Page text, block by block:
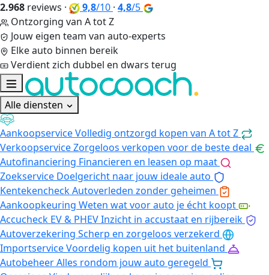
2.968 reviews · 9,8/10 · 4,8/5
Ontzorging van A tot Z
Jouw eigen team van auto-experts
Elke auto binnen bereik
Verdient zich dubbel en dwars terug
Alle diensten
AankoopserviceVolledig ontzorgd kopen van A tot Z
VerkoopserviceZorgeloos verkopen voor de beste deal
Autofinanciering Financieren en leasen op maat
Zoekservice Doelgericht naar jouw ideale auto
KentekencheckAutoverleden zonder geheimen
Aankoopkeuring Weten wat voor auto je écht koopt
Accucheck EV & PHEVInzicht in accustaat en rijbereik
Autoverzekering Scherp en zorgeloos verzekerd
ImportserviceVoordelig kopen uit het buitenland
AutobeheerAlles rondom jouw auto geregeld